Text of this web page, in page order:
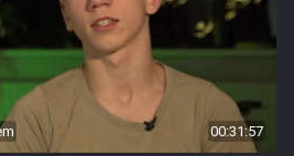
00:31:57